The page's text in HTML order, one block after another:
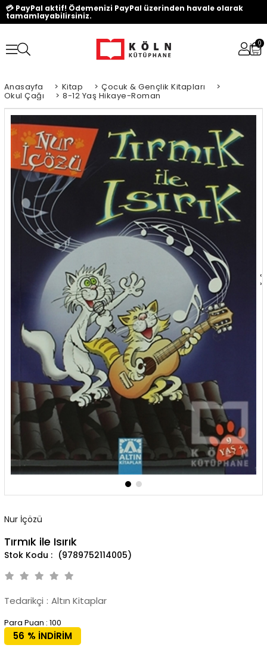
💳 PayPal aktif! Ödemenizi PayPal üzerinden havale olarak
tamamlayabilirsiniz.
0
Anasayfa > Kitap > Çocuk & Gençlik Kitapları >
Okul Çağı > 8-12 Yaş Hikaye-Roman
‹
›
Nur İçözü
Tırmık ile Isırık
(9789752114005)
Tedarikçi : Altın Kitaplar
Para Puan : 100
%
56
İNDIRIM